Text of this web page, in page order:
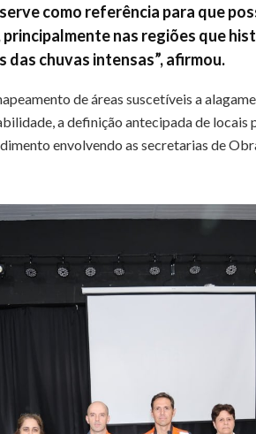
como referência para que
nas regiões que
das chuvas intensas”, afirmou.
de áreas suscetíveis a
a definição antecipada de
envolvendo as secretarias de